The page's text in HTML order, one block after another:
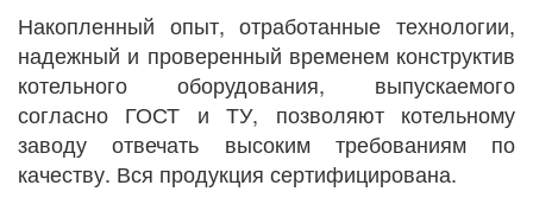
Накопленный опыт, отработанные технологии,
надежный и проверенный временем конструктив
котельного оборудования, выпускаемого
согласно ГОСТ и ТУ, позволяют котельному
заводу отвечать высоким требованиям по
качеству. Вся продукция сертифицирована.